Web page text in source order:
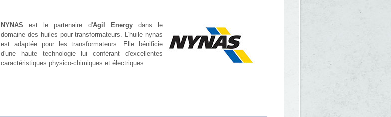
NYNAS est le partenaire d'Agil Energydans le
domaine des huiles pour transformateurs. L'huile nynas
est adaptée pour les transformateurs. Elle bénificie
d'une haute technologie lui conférant d'excellentes
caractéristiques physico-chimiques et électriques.